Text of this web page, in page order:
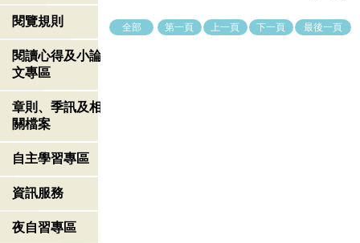
閱覽規則
閱讀心得及小論
文專區
章則、季訊及相
關檔案
自主學習專區
資訊服務
夜自習專區
全部 第一頁 上一頁 下一頁 最後一頁